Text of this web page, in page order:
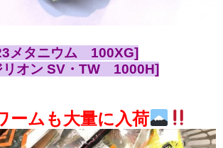
メタニウム 100XG]
リオン SV・TW 1000H]
ームも大量に入荷